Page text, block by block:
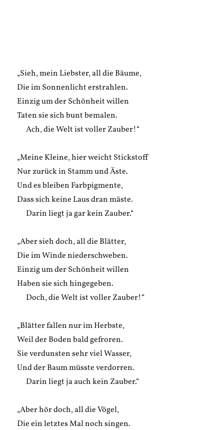
„Sieh, mein Liebster, all die Bäume,
Die im Sonnenlicht erstrahlen.
Einzig um der Schönheit willen
Taten sie sich bunt bemalen.
Ach, die Welt ist voller Zauber!“
„Meine Kleine, hier weicht Stickstoff
Nur zurück in Stamm und Äste.
Und es bleiben Farbpigmente,
Dass sich keine Laus dran mäste.
Darin liegt ja gar kein Zauber.“
„Aber sieh doch, all die Blätter,
Die im Winde niederschweben.
Einzig um der Schönheit willen
Haben sie sich hingegeben.
Doch, die Welt ist voller Zauber!“
„Blätter fallen nur im Herbste,
Weil der Boden bald gefroren.
Sie verdunsten sehr viel Wasser,
Und der Baum müsste verdorren.
Darin liegt ja auch kein Zauber.“
„Aber hör doch, all die Vögel,
Die ein letztes Mal noch singen.